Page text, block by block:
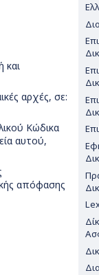
και
αρχές, σε:
Κώδικα
αυτού,
απόφασης